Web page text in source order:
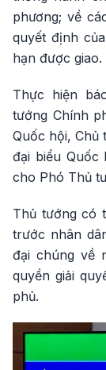
phương; về
quyết định
hạn được giao.
Thực hiện
tướng Chính
Quốc hội, Chủ
đại biểu
cho Phó Thủ
Thủ tướng có
trước nhân
đại chúng về
quyền giải
phủ.